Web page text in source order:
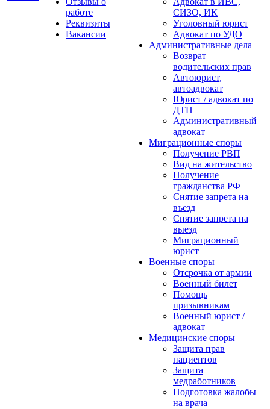
работе
Реквизиты
Вакансии
СИЗО, ИК
Уголовный юрист
Адвокат по УДО
Административные дела
Возврат
водительских прав
Автоюрист,
автоадвокат
Юрист / адвокат по
ДТП
Административный
адвокат
Миграционные споры
Получение РВП
Вид на жительство
Получение
гражданства РФ
Снятие запрета на
въезд
Снятие запрета на
выезд
Миграционный
юрист
Военные споры
Отсрочка от армии
Военный билет
Помощь
призывникам
Военный юрист /
адвокат
Медицинские споры
Защита прав
пациентов
Защита
медработников
Подготовка жалобы
на врача